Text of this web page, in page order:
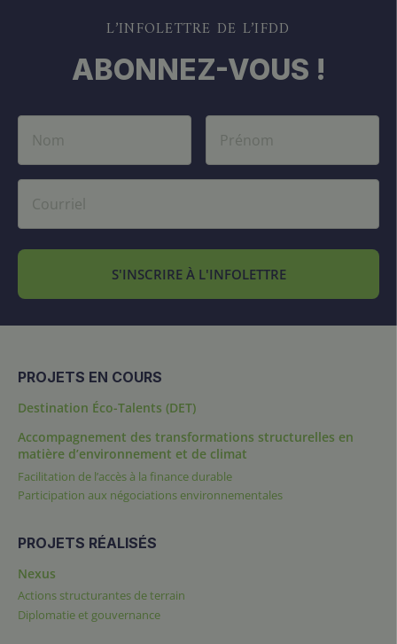
L’INFOLETTRE DE L’IFDD
ABONNEZ-VOUS !
S'INSCRIRE À L'INFOLETTRE
PROJETS EN COURS
Destination Éco-Talents (DET)
Accompagnement des transformations structurelles en
matière d’environnement et de climat
Facilitation de l’accès à la finance durable
Participation aux négociations environnementales
PROJETS RÉALISÉS
Nexus
Actions structurantes de terrain
Diplomatie et gouvernance